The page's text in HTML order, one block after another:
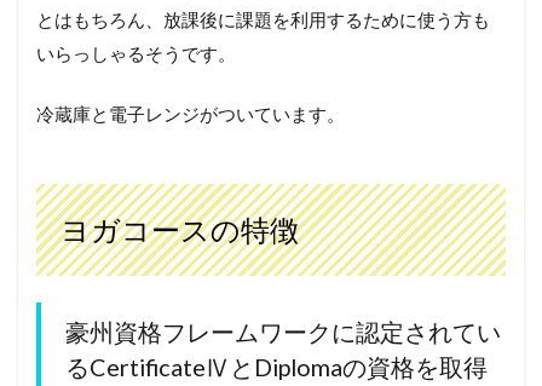
とはもちろん、放課後に課題を利用するために使う方も
いらっしゃるそうです。
冷蔵庫と電子レンジがついています。
ヨガコースの特徴
豪州資格フレームワークに認定されてい
るCertificateⅣとDiplomaの資格を取得